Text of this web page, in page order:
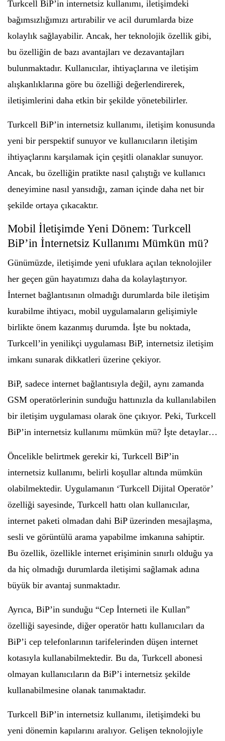
Turkcell BiP’in internetsiz kullanımı, iletişimdeki
bağımsızlığımızı artırabilir ve acil durumlarda bize
kolaylık sağlayabilir. Ancak, her teknolojik özellik gibi,
bu özelliğin de bazı avantajları ve dezavantajları
bulunmaktadır. Kullanıcılar, ihtiyaçlarına ve iletişim
alışkanlıklarına göre bu özelliği değerlendirerek,
iletişimlerini daha etkin bir şekilde yönetebilirler.
Turkcell BiP’in internetsiz kullanımı, iletişim konusunda
yeni bir perspektif sunuyor ve kullanıcıların iletişim
ihtiyaçlarını karşılamak için çeşitli olanaklar sunuyor.
Ancak, bu özelliğin pratikte nasıl çalıştığı ve kullanıcı
deneyimine nasıl yansıdığı, zaman içinde daha net bir
şekilde ortaya çıkacaktır.
Mobil İletişimde Yeni Dönem: Turkcell
BiP’in İnternetsiz Kullanımı Mümkün mü?
Günümüzde, iletişimde yeni ufuklara açılan teknolojiler
her geçen gün hayatımızı daha da kolaylaştırıyor.
İnternet bağlantısının olmadığı durumlarda bile iletişim
kurabilme ihtiyacı, mobil uygulamaların gelişimiyle
birlikte önem kazanmış durumda. İşte bu noktada,
Turkcell’in yenilikçi uygulaması BiP, internetsiz iletişim
imkanı sunarak dikkatleri üzerine çekiyor.
BiP, sadece internet bağlantısıyla değil, aynı zamanda
GSM operatörlerinin sunduğu hattınızla da kullanılabilen
bir iletişim uygulaması olarak öne çıkıyor. Peki, Turkcell
BiP’in internetsiz kullanımı mümkün mü? İşte detaylar…
Öncelikle belirtmek gerekir ki, Turkcell BiP’in
internetsiz kullanımı, belirli koşullar altında mümkün
olabilmektedir. Uygulamanın ‘Turkcell Dijital Operatör’
özelliği sayesinde, Turkcell hattı olan kullanıcılar,
internet paketi olmadan dahi BiP üzerinden mesajlaşma,
sesli ve görüntülü arama yapabilme imkanına sahiptir.
Bu özellik, özellikle internet erişiminin sınırlı olduğu ya
da hiç olmadığı durumlarda iletişimi sağlamak adına
büyük bir avantaj sunmaktadır.
Ayrıca, BiP’in sunduğu “Cep İnterneti ile Kullan”
özelliği sayesinde, diğer operatör hattı kullanıcıları da
BiP’i cep telefonlarının tarifelerinden düşen internet
kotasıyla kullanabilmektedir. Bu da, Turkcell abonesi
olmayan kullanıcıların da BiP’i internetsiz şekilde
kullanabilmesine olanak tanımaktadır.
Turkcell BiP’in internetsiz kullanımı, iletişimdeki bu
yeni dönemin kapılarını aralıyor. Gelişen teknolojiyle